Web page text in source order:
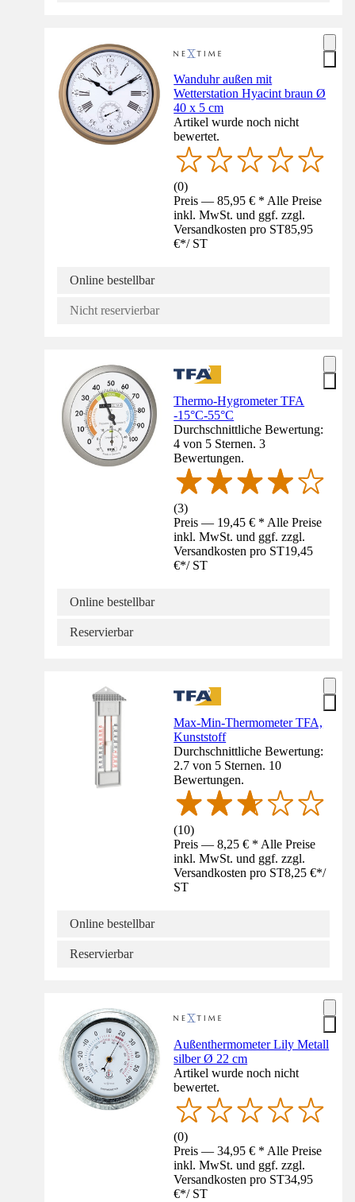
Wanduhr außen mit
Wetterstation Hyacint braun Ø
40 x 5 cm
Artikel wurde noch nicht
bewertet.
(0)
Preis — 85,95 € * Alle Preise
inkl. MwSt. und ggf. zzgl.
Versandkosten pro ST85,95
€*/ ST
Online bestellbar
Nicht reservierbar
Thermo-Hygrometer TFA
-15°C-55°C
Durchschnittliche Bewertung:
4 von 5 Sternen. 3
Bewertungen.
(3)
Preis — 19,45 € * Alle Preise
inkl. MwSt. und ggf. zzgl.
Versandkosten pro ST19,45
€*/ ST
Online bestellbar
Reservierbar
Max-Min-Thermometer TFA,
Kunststoff
Durchschnittliche Bewertung:
2.7 von 5 Sternen. 10
Bewertungen.
(10)
Preis — 8,25 € * Alle Preise
inkl. MwSt. und ggf. zzgl.
Versandkosten pro ST8,25 €*/
ST
Online bestellbar
Reservierbar
Außenthermometer Lily Metall
silber Ø 22 cm
Artikel wurde noch nicht
bewertet.
(0)
Preis — 34,95 € * Alle Preise
inkl. MwSt. und ggf. zzgl.
Versandkosten pro ST34,95
€*/ ST